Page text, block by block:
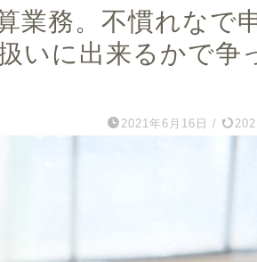
業務。不慣れなで
いに出来るかで争
2021年6月16日 /